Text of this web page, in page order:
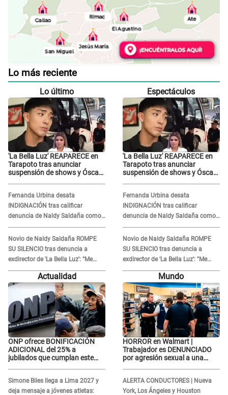
Lo más reciente
Lo último
'La Bella Luz' REAPARECE en
Tarapoto tras anunciar
suspensión de shows y Óscar
Fernanda Urbina desata
INDIGNACIÓN tras calificar
denuncia de Naldy Saldaña como
'acto bochornoso': "No es justo
atacar a otra mujer"
Novio de Naldy Saldaña ROMPE
SU SILENCIO tras denuncia a
exdirector de 'La Bella Luz': "Me
basta con que ella esté bien"
Espectáculos
'La Bella Luz' REAPARECE en
Tarapoto tras anunciar
suspensión de shows y Óscar
Fernanda Urbina desata
INDIGNACIÓN tras calificar
denuncia de Naldy Saldaña como
'acto bochornoso': "No es justo
atacar a otra mujer"
Novio de Naldy Saldaña ROMPE
SU SILENCIO tras denuncia a
exdirector de 'La Bella Luz': "Me
basta con que ella esté bien"
Actualidad
ONP ofrece BONIFICACIÓN
ADICIONAL del 25% a
jubilados que cumplan este
Simone Biles llega a Lima 2027 y
deja mensaje a jóvenes atletas:
Mundo
HORROR en Walmart |
Trabajador es DENUNCIADO
por agresión sexual a una
ALERTA CONDUCTORES | Nueva
York, Los Ángeles y Houston